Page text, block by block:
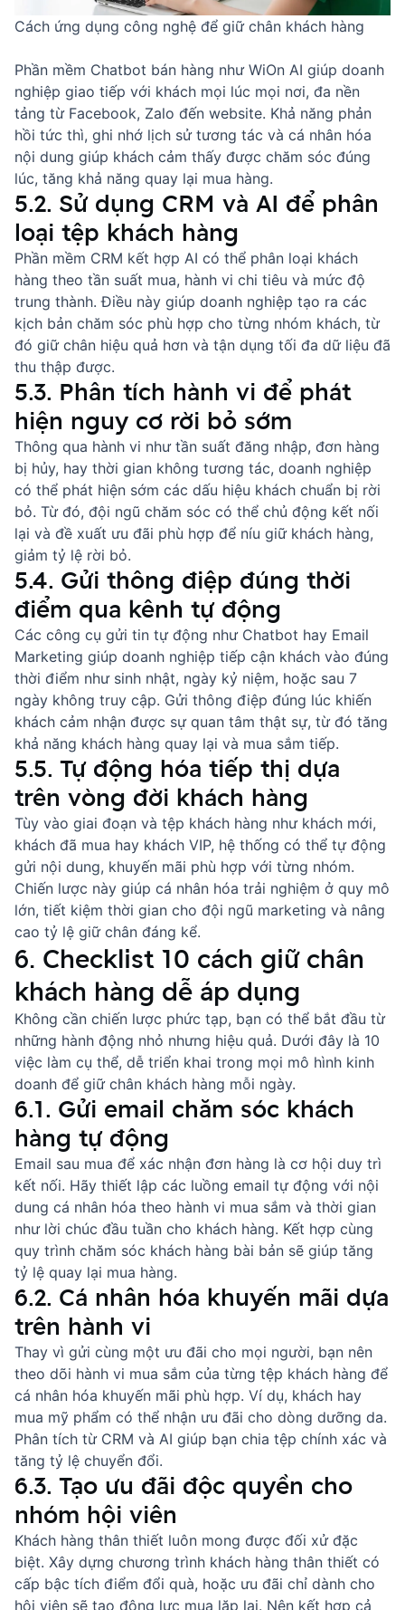
Cách ứng dụng công nghệ để giữ chân khách hàng
Phần mềm Chatbot bán hàng như WiOn AI giúp doanh
nghiệp giao tiếp với khách mọi lúc mọi nơi, đa nền
tảng từ Facebook, Zalo đến website. Khả năng phản
hồi tức thì, ghi nhớ lịch sử tương tác và cá nhân hóa
nội dung giúp khách cảm thấy được chăm sóc đúng
lúc, tăng khả năng quay lại mua hàng.
5.2. Sử dụng CRM và AI để phân
loại tệp khách hàng
Phần mềm CRM kết hợp AI có thể phân loại khách
hàng theo tần suất mua, hành vi chi tiêu và mức độ
trung thành. Điều này giúp doanh nghiệp tạo ra các
kịch bản chăm sóc phù hợp cho từng nhóm khách, từ
đó giữ chân hiệu quả hơn và tận dụng tối đa dữ liệu đã
thu thập được.
5.3. Phân tích hành vi để phát
hiện nguy cơ rời bỏ sớm
Thông qua hành vi như tần suất đăng nhập, đơn hàng
bị hủy, hay thời gian không tương tác, doanh nghiệp
có thể phát hiện sớm các dấu hiệu khách chuẩn bị rời
bỏ. Từ đó, đội ngũ chăm sóc có thể chủ động kết nối
lại và đề xuất ưu đãi phù hợp để níu giữ khách hàng,
giảm tỷ lệ rời bỏ.
5.4. Gửi thông điệp đúng thời
điểm qua kênh tự động
Các công cụ gửi tin tự động như Chatbot hay Email
Marketing giúp doanh nghiệp tiếp cận khách vào đúng
thời điểm như sinh nhật, ngày kỷ niệm, hoặc sau 7
ngày không truy cập. Gửi thông điệp đúng lúc khiến
khách cảm nhận được sự quan tâm thật sự, từ đó tăng
khả năng khách hàng quay lại và mua sắm tiếp.
5.5. Tự động hóa tiếp thị dựa
trên vòng đời khách hàng
Tùy vào giai đoạn và tệp khách hàng như khách mới,
khách đã mua hay khách VIP, hệ thống có thể tự động
gửi nội dung, khuyến mãi phù hợp với từng nhóm.
Chiến lược này giúp cá nhân hóa trải nghiệm ở quy mô
lớn, tiết kiệm thời gian cho đội ngũ marketing và nâng
cao tỷ lệ giữ chân đáng kể.
6. Checklist 10 cách giữ chân
khách hàng dễ áp dụng
Không cần chiến lược phức tạp, bạn có thể bắt đầu từ
những hành động nhỏ nhưng hiệu quả. Dưới đây là 10
việc làm cụ thể, dễ triển khai trong mọi mô hình kinh
doanh để giữ chân khách hàng mỗi ngày.
6.1. Gửi email chăm sóc khách
hàng tự động
Email sau mua để xác nhận đơn hàng là cơ hội duy trì
kết nối. Hãy thiết lập các luồng email tự động với nội
dung cá nhân hóa theo hành vi mua sắm và thời gian
như lời chúc đầu tuần cho khách hàng. Kết hợp cùng
quy trình chăm sóc khách hàng bài bản sẽ giúp tăng
tỷ lệ quay lại mua hàng.
6.2. Cá nhân hóa khuyến mãi dựa
trên hành vi
Thay vì gửi cùng một ưu đãi cho mọi người, bạn nên
theo dõi hành vi mua sắm của từng tệp khách hàng để
cá nhân hóa khuyến mãi phù hợp. Ví dụ, khách hay
mua mỹ phẩm có thể nhận ưu đãi cho dòng dưỡng da.
Phân tích từ CRM và AI giúp bạn chia tệp chính xác và
tăng tỷ lệ chuyển đổi.
6.3. Tạo ưu đãi độc quyền cho
nhóm hội viên
Khách hàng thân thiết luôn mong được đối xử đặc
biệt. Xây dựng chương trình khách hàng thân thiết có
cấp bậc tích điểm đổi quà, hoặc ưu đãi chỉ dành cho
hội viên sẽ tạo động lực mua lặp lại. Nên kết hợp cả